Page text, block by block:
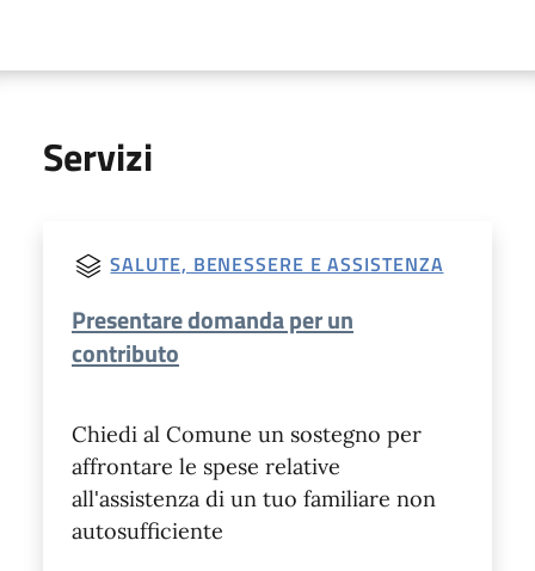
Servizi
SALUTE, BENESSERE E ASSISTENZA
Presentare domanda per un
contributo
Chiedi al Comune un sostegno per
affrontare le spese relative
all'assistenza di un tuo familiare non
autosufficiente